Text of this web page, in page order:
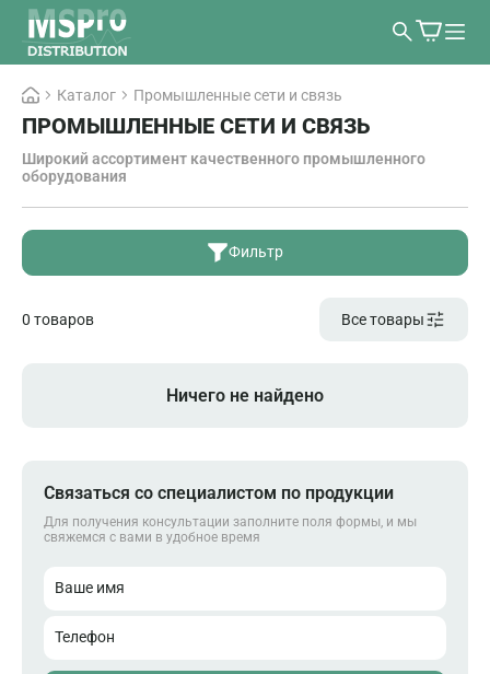
Каталог Промышленные сети и связь
ПРОМЫШЛЕННЫЕ СЕТИ И СВЯЗЬ
Широкий ассортимент качественного промышленного
оборудования
Фильтр
0 товаров Все товары
Ничего не найдено
Связаться со специалистом по продукции
Для получения консультации заполните поля формы, и мы
свяжемся с вами в удобное время
Ваше имя
Телефон